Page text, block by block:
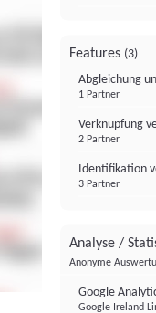
Features (3)
Abgleichung
1 Partner
Verknüpfung
2 Partner
Identifikation
3 Partner
Analyse /
Anonyme
Google
Google Ireland